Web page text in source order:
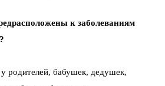
к заболеваниям
родителей, бабушек, дедушек,